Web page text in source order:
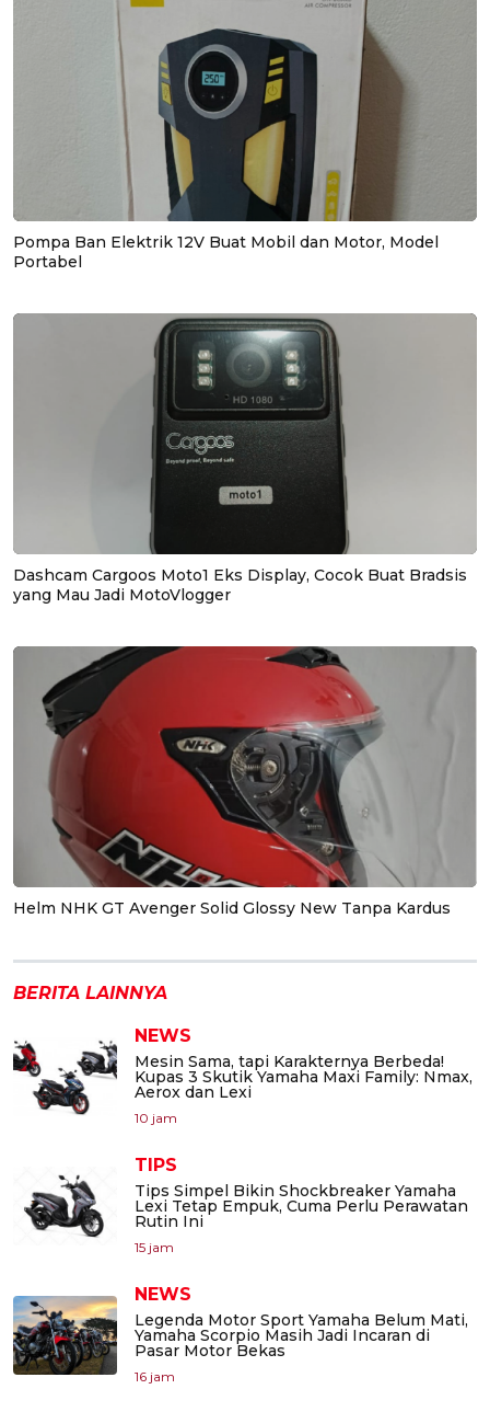
Pompa Ban Elektrik 12V Buat Mobil dan Motor, Model
Portabel
Dashcam Cargoos Moto1 Eks Display, Cocok Buat Bradsis
yang Mau Jadi MotoVlogger
Helm NHK GT Avenger Solid Glossy New Tanpa Kardus
BERITA LAINNYA
NEWS
Mesin Sama, tapi Karakternya Berbeda!
Kupas 3 Skutik Yamaha Maxi Family: Nmax,
Aerox dan Lexi
10 jam
TIPS
Tips Simpel Bikin Shockbreaker Yamaha
Lexi Tetap Empuk, Cuma Perlu Perawatan
Rutin Ini
15 jam
NEWS
Legenda Motor Sport Yamaha Belum Mati,
Yamaha Scorpio Masih Jadi Incaran di
Pasar Motor Bekas
16 jam